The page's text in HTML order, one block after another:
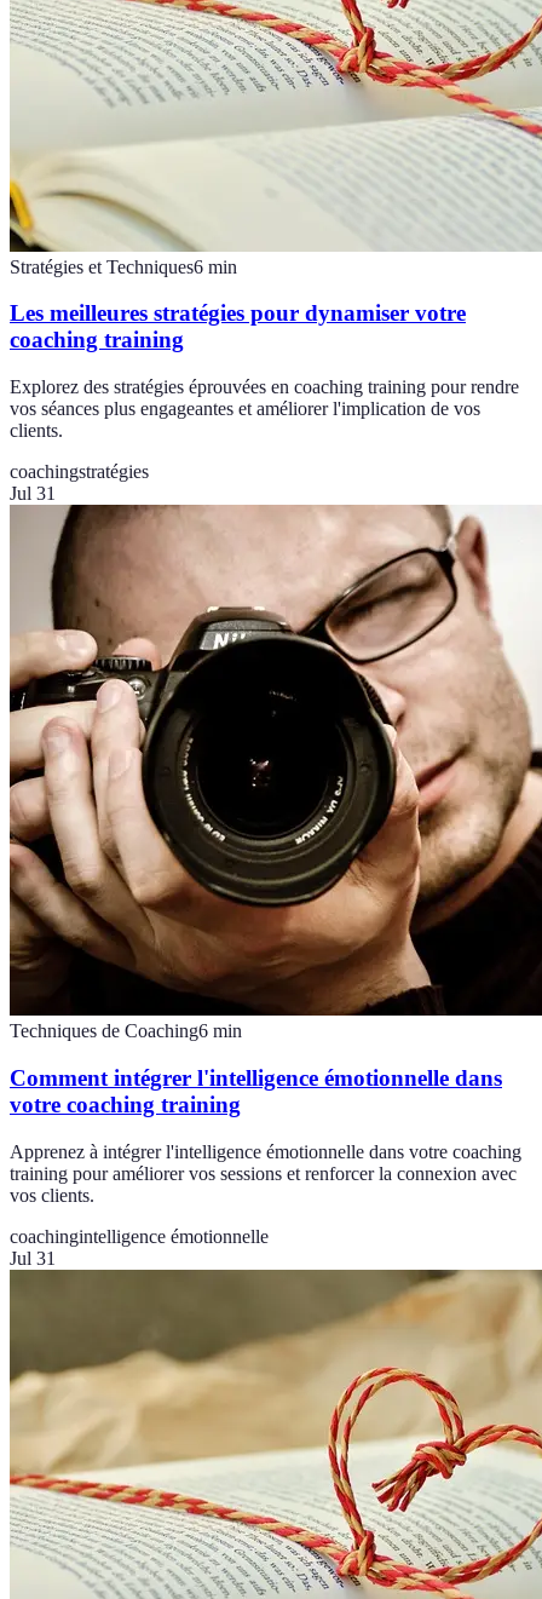
Stratégies et Techniques6 min
Les meilleures stratégies pour dynamiser votre
coaching training
Explorez des stratégies éprouvées en coaching training pour rendre
vos séances plus engageantes et améliorer l'implication de vos
clients.
coachingstratégies
Jul 31
Techniques de Coaching6 min
Comment intégrer l'intelligence émotionnelle dans
votre coaching training
Apprenez à intégrer l'intelligence émotionnelle dans votre coaching
training pour améliorer vos sessions et renforcer la connexion avec
vos clients.
coachingintelligence émotionnelle
Jul 31